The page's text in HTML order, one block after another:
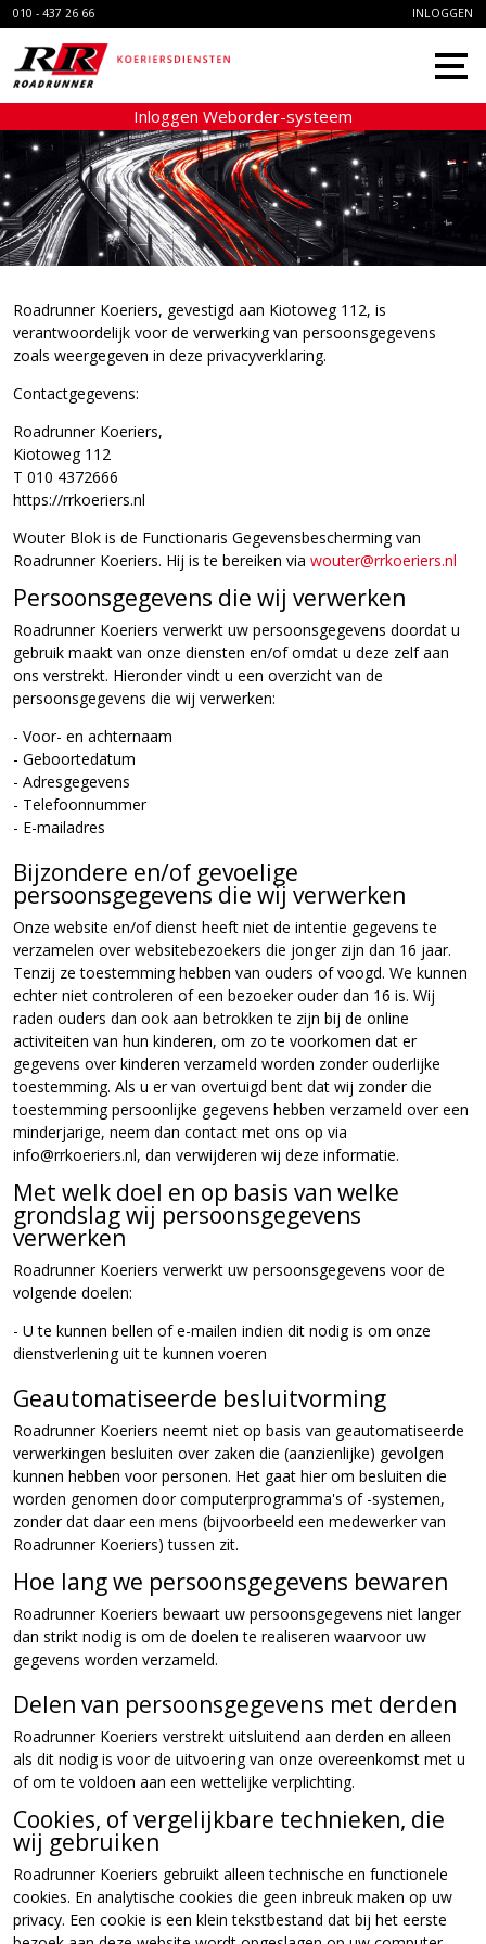
INLOGGEN
010 - 437 26 66
DIENSTEN
ONLINE RIT
OORSPRONG
CONTACT
Inloggen Weborder-systeem
Roadrunner Koeriers, gevestigd aan Kiotoweg 112, is
verantwoordelijk voor de verwerking van persoonsgegevens
zoals weergegeven in deze privacyverklaring.
Contactgegevens:
Roadrunner Koeriers,
Kiotoweg 112
T 010 4372666
https://rrkoeriers.nl
Wouter Blok is de Functionaris Gegevensbescherming van
Roadrunner Koeriers. Hij is te bereiken via wouter@rrkoeriers.nl
Persoonsgegevens die wij verwerken
Roadrunner Koeriers verwerkt uw persoonsgegevens doordat u
gebruik maakt van onze diensten en/of omdat u deze zelf aan
ons verstrekt. Hieronder vindt u een overzicht van de
persoonsgegevens die wij verwerken:
- Voor- en achternaam
- Geboortedatum
- Adresgegevens
- Telefoonnummer
- E-mailadres
Bijzondere en/of gevoelige
persoonsgegevens die wij verwerken
Onze website en/of dienst heeft niet de intentie gegevens te
verzamelen over websitebezoekers die jonger zijn dan 16 jaar.
Tenzij ze toestemming hebben van ouders of voogd. We kunnen
echter niet controleren of een bezoeker ouder dan 16 is. Wij
raden ouders dan ook aan betrokken te zijn bij de online
activiteiten van hun kinderen, om zo te voorkomen dat er
gegevens over kinderen verzameld worden zonder ouderlijke
toestemming. Als u er van overtuigd bent dat wij zonder die
toestemming persoonlijke gegevens hebben verzameld over een
minderjarige, neem dan contact met ons op via
info@rrkoeriers.nl, dan verwijderen wij deze informatie.
Met welk doel en op basis van welke
grondslag wij persoonsgegevens
verwerken
Roadrunner Koeriers verwerkt uw persoonsgegevens voor de
volgende doelen:
- U te kunnen bellen of e-mailen indien dit nodig is om onze
dienstverlening uit te kunnen voeren
Geautomatiseerde besluitvorming
Roadrunner Koeriers neemt niet op basis van geautomatiseerde
verwerkingen besluiten over zaken die (aanzienlijke) gevolgen
kunnen hebben voor personen. Het gaat hier om besluiten die
worden genomen door computerprogramma's of -systemen,
zonder dat daar een mens (bijvoorbeeld een medewerker van
Roadrunner Koeriers) tussen zit.
Hoe lang we persoonsgegevens bewaren
Roadrunner Koeriers bewaart uw persoonsgegevens niet langer
dan strikt nodig is om de doelen te realiseren waarvoor uw
gegevens worden verzameld.
Delen van persoonsgegevens met derden
Roadrunner Koeriers verstrekt uitsluitend aan derden en alleen
als dit nodig is voor de uitvoering van onze overeenkomst met u
of om te voldoen aan een wettelijke verplichting.
Cookies, of vergelijkbare technieken, die
wij gebruiken
Roadrunner Koeriers gebruikt alleen technische en functionele
cookies. En analytische cookies die geen inbreuk maken op uw
privacy. Een cookie is een klein tekstbestand dat bij het eerste